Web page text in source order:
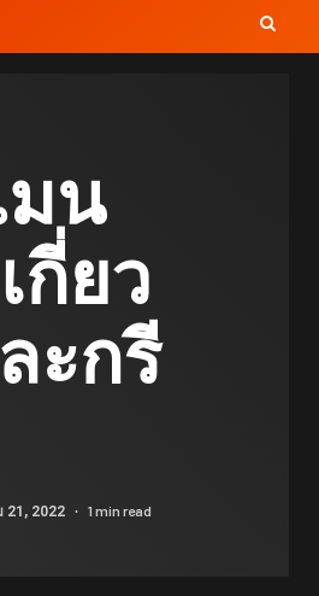
มน
กี่ยว
ะกรี
21, 2022 1 min read